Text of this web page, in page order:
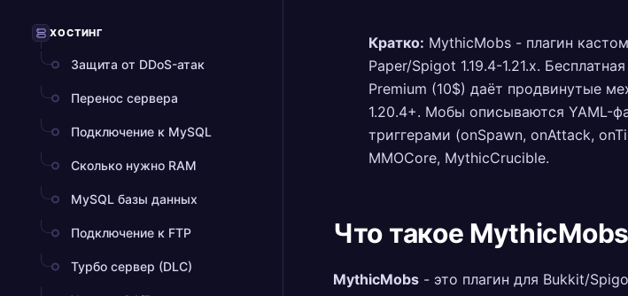
ХОСТИНГ
Защита от DDoS-атак
Перенос сервера
Подключение к MySQL
Сколько нужно RAM
MySQL базы данных
Подключение к FTP
Турбо сервер (DLC)
Кратко: MythicMobs - плагин
Paper/Spigot 1.19.4-1.21.x.
Premium (10$) даёт продвинутые
1.20.4+. Мобы описываются YAML-
триггерами (onSpawn, onAttack,
MMOCore, MythicCrucible.
Что такое MythicMobs
MythicMobs - это плагин для Bukkit/